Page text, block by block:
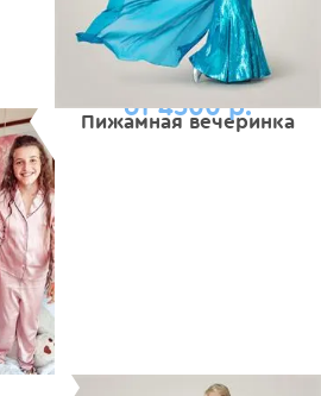
Пижамная вечеринка
от 4500 р.